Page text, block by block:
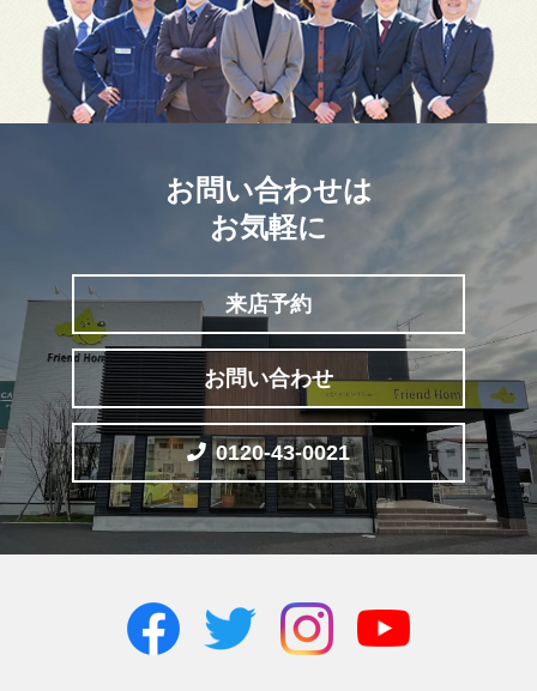
お問い合わせは
お気軽に
来店予約
お問い合わせ
0120-43-0021